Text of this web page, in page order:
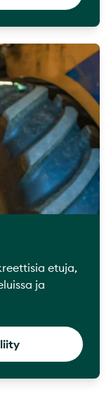
etuja,
ja